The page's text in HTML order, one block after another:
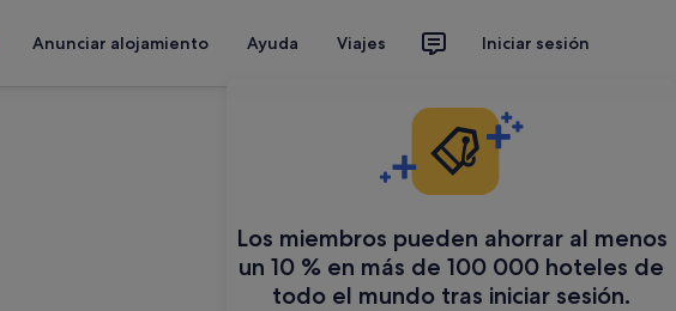
Anunciar alojamiento Ayuda Viajes Iniciar sesión
Los miembros pueden ahorrar al menos
un 10 % en más de 100 000 hoteles de
todo el mundo tras iniciar sesión.